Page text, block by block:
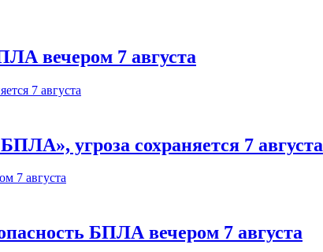
вечером 7 августа
угроза сохраняется 7 августа
БПЛА вечером 7 августа